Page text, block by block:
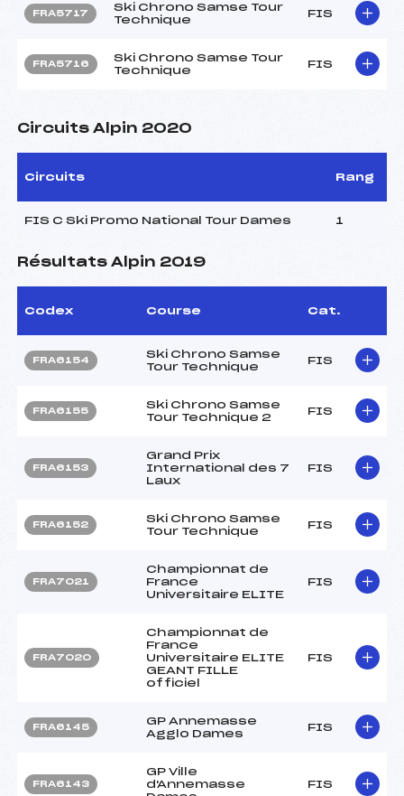
FRA5717
Ski Chrono Samse Tour
Technique
FIS
FRA5716
Ski Chrono Samse Tour
Technique
FIS
Circuits Alpin 2020
Circuits Rang
FIS C Ski Promo National Tour Dames 1
Résultats Alpin 2019
Codex Course Cat.
FRA6154
Ski Chrono Samse
Tour Technique
FIS
FRA6155
Ski Chrono Samse
Tour Technique 2
FIS
FRA6153
Grand Prix
International des 7
Laux
FIS
FRA6152
Ski Chrono Samse
Tour Technique
FIS
FRA7021
Championnat de
France
Universitaire ELITE
FIS
FRA7020
Championnat de
France
Universitaire ELITE
GEANT FILLE
officiel
FIS
FRA6145
GP Annemasse
Agglo Dames
FIS
FRA6143
GP Ville
d'Annemasse
FIS